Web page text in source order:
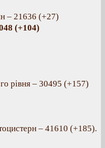
‒ 21636 (+27)
(+104)
рівня ‒ 30495 (+157)
‒ 41610 (+185).